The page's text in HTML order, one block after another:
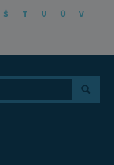
Š T U Ū
V